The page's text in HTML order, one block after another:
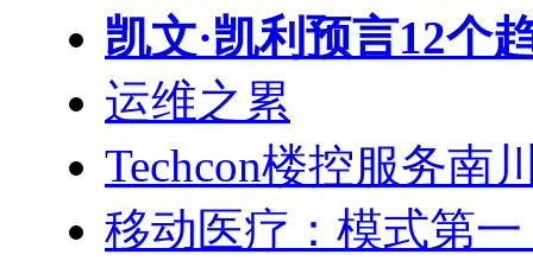
凯文·凯利预言12个
运维之累
Techcon楼控服务南
移动医疗：模式第